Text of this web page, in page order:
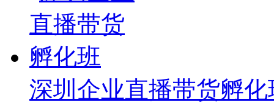
深圳企业直播带货孵化